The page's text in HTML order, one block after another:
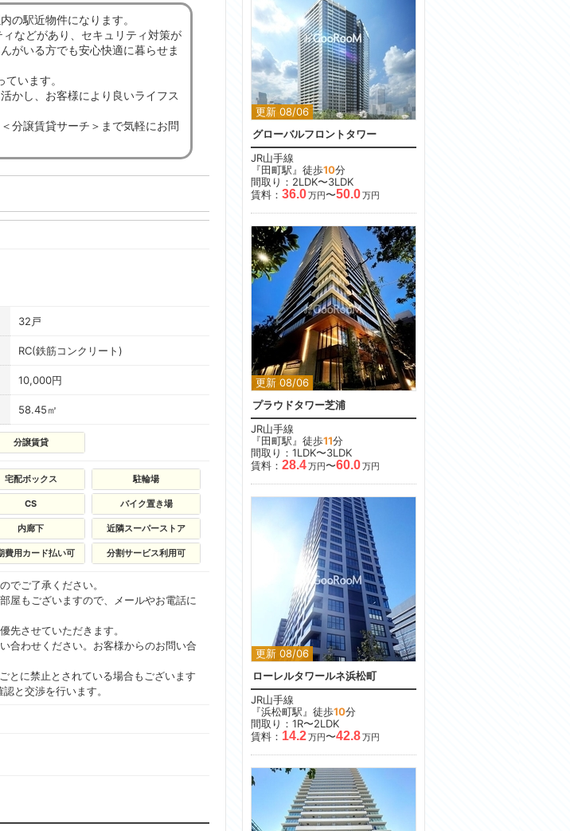
の駅近物件になります。
などがあり、セキュリティ対策が
がいる方でも安心快適に暮らせま
います。
かし、お客様により良いライフス
分譲賃貸サーチ＞まで気軽にお問
32戸
RC(鉄筋コンクリート)
10,000円
58.45㎡
分譲賃貸
宅配ボックス 駐輪場
CS バイク置き場
内廊下 近隣スーパーストア
費用カード払い可 分割サービス利用可
でご了承ください。
屋もございますので、メールやお電話に
先させていただきます。
合わせください。お客様からのお問い合
とに禁止とされている場合もございます
と交渉を行います。
更新 08/06
グローバルフロントタワー
JR山手線
『田町駅』徒歩10分
間取り：2LDK〜3LDK
賃料： 36.0万円〜50.0万円
更新 08/06
プラウドタワー芝浦
JR山手線
『田町駅』徒歩11分
間取り：1LDK〜3LDK
賃料： 28.4万円〜60.0万円
更新 08/06
ローレルタワールネ浜松町
JR山手線
『浜松町駅』徒歩10分
間取り：1R〜2LDK
賃料： 14.2万円〜42.8万円